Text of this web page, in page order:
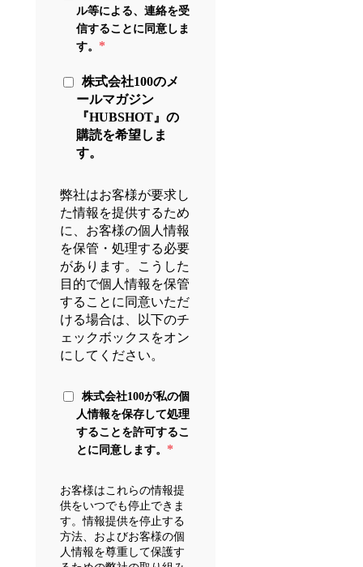
ル等による、連絡を受
信することに同意しま
す。 *
株式会社100のメ
ールマガジン
『HUBSHOT』の
購読を希望しま
す。
弊社はお客様が要求し
た情報を提供するため
に、お客様の個人情報
を保管・処理する必要
があります。こうした
目的で個人情報を保管
することに同意いただ
ける場合は、以下のチ
ェックボックスをオン
にしてください。
株式会社100が私の個
人情報を保存して処理
することを許可するこ
とに同意します。 *
お客様はこれらの情報提
供をいつでも停止できま
す。情報提供を停止する
方法、およびお客様の個
人情報を尊重して保護す